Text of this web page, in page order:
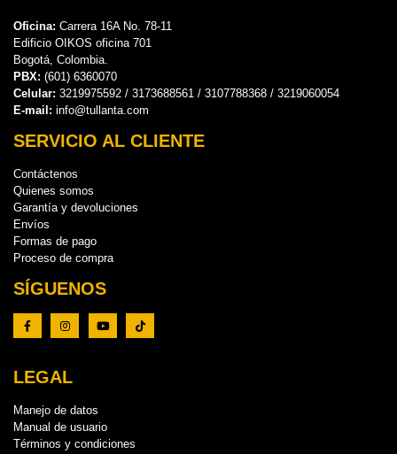
Oficina: Carrera 16A No. 78-11
Edificio OIKOS oficina 701
Bogotá, Colombia.
PBX: (601) 6360070
Celular: 3219975592 / 3173688561 / 3107788368 / 3219060054
E-mail: info@tullanta.com
SERVICIO AL CLIENTE
Contáctenos
Quienes somos
Garantía y devoluciones
Envíos
Formas de pago
Proceso de compra
SÍGUENOS
LEGAL
Manejo de datos
Manual de usuario
Términos y condiciones